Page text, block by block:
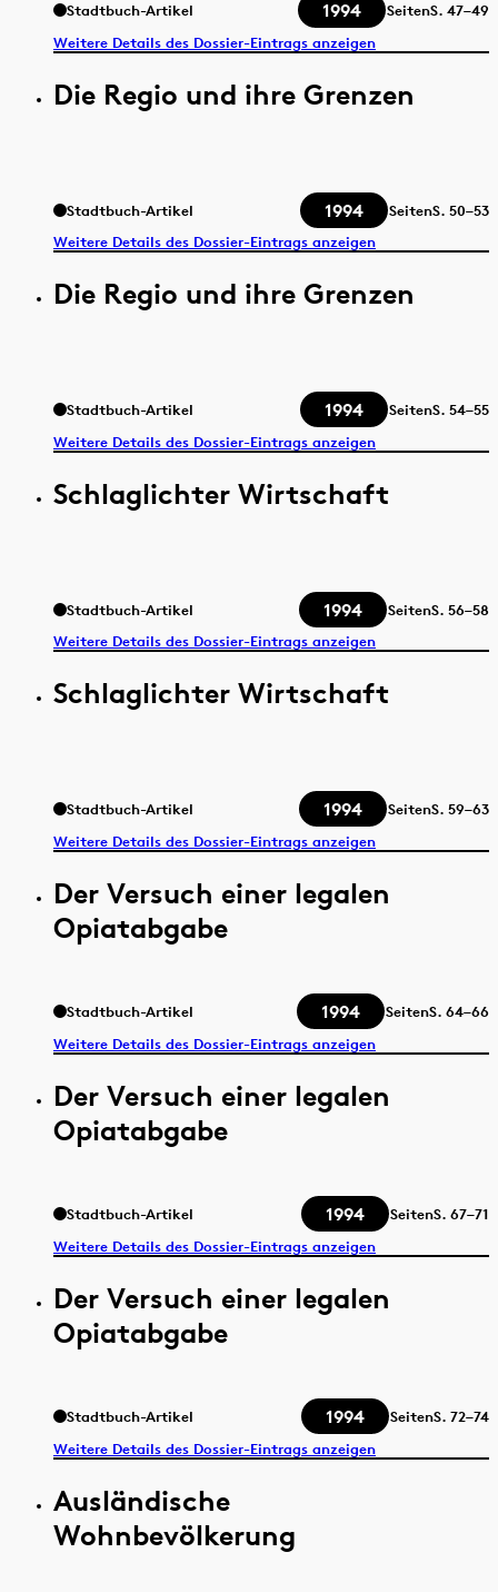
Stadtbuch-Artikel 1994 SeitenS. 47–49
Weitere Details des Dossier-Eintrags anzeigen
Die Regio und ihre Grenzen
Stadtbuch-Artikel 1994 SeitenS. 50–53
Weitere Details des Dossier-Eintrags anzeigen
Die Regio und ihre Grenzen
Stadtbuch-Artikel 1994 SeitenS. 54–55
Weitere Details des Dossier-Eintrags anzeigen
Schlaglichter Wirtschaft
Stadtbuch-Artikel 1994 SeitenS. 56–58
Weitere Details des Dossier-Eintrags anzeigen
Schlaglichter Wirtschaft
Stadtbuch-Artikel 1994 SeitenS. 59–63
Weitere Details des Dossier-Eintrags anzeigen
Der Versuch einer legalen
Opiatabgabe
Stadtbuch-Artikel 1994 SeitenS. 64–66
Weitere Details des Dossier-Eintrags anzeigen
Der Versuch einer legalen
Opiatabgabe
Stadtbuch-Artikel 1994 SeitenS. 67–71
Weitere Details des Dossier-Eintrags anzeigen
Der Versuch einer legalen
Opiatabgabe
Stadtbuch-Artikel 1994 SeitenS. 72–74
Weitere Details des Dossier-Eintrags anzeigen
Ausländische
Wohnbevölkerung